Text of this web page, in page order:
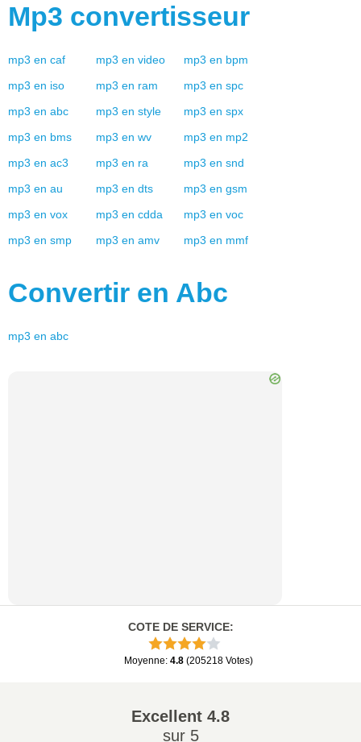
Mp3 convertisseur
mp3 en caf mp3 en video mp3 en bpm
mp3 en iso mp3 en ram mp3 en spc
mp3 en abc mp3 en style mp3 en spx
mp3 en bms mp3 en wv mp3 en mp2
mp3 en ac3 mp3 en ra mp3 en snd
mp3 en au mp3 en dts mp3 en gsm
mp3 en vox mp3 en cdda mp3 en voc
mp3 en smp mp3 en amv mp3 en mmf
Convertir en Abc
mp3 en abc
COTE DE SERVICE:
Moyenne: 4.8 (205218 Votes)
Excellent 4.8
sur 5